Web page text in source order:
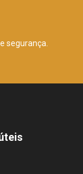
segurança.